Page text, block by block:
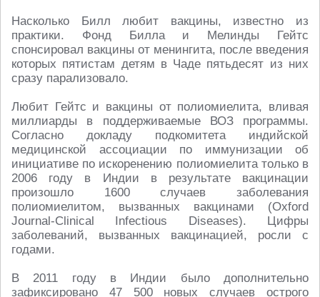
Насколько Билл любит вакцины, известно из
практики. Фонд Билла и Мелинды Гейтс
спонсировал вакцины от менингита, после введения
которых пятистам детям в Чаде пятьдесят из них
сразу парализовало.
Любит Гейтс и вакцины от полиомиелита, вливая
миллиарды в поддерживаемые ВОЗ программы.
Согласно докладу подкомитета индийской
медицинской ассоциации по иммунизации об
инициативе по искоренению полиомиелита только в
2006 году в Индии в результате вакцинации
произошло 1600 случаев заболевания
полиомиелитом, вызванных вакцинами (Oxford
Journal-Clinical Infectious Diseases). Цифры
заболеваний, вызванных вакцинацией, росли с
годами.
В 2011 году в Индии было дополнительно
зафиксировано 47 500 новых случаев острого